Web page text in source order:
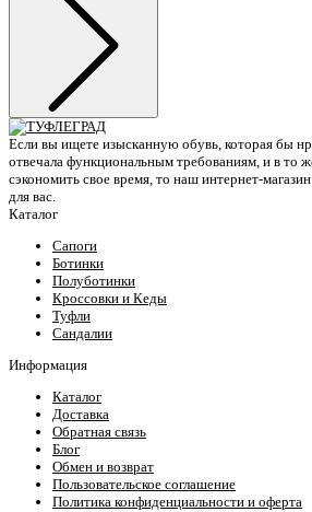
Если вы ищете изысканную обувь, которая бы
отвечала функциональным требованиям, и в то
сэкономить свое время, то наш интернет-
для вас.
Каталог
Сапоги
Ботинки
Полуботинки
Кроссовки и Кеды
Туфли
Сандалии
Информация
Каталог
Доставка
Обратная связь
Блог
Обмен и возврат
Пользовательское соглашение
Политика конфиденциальности и оферта